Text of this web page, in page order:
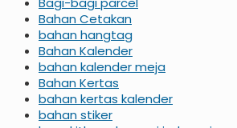
Bahan Cetakan
bahan hangtag
Bahan Kalender
bahan kalender meja
Bahan Kertas
bahan kertas kalender
bahan stiker